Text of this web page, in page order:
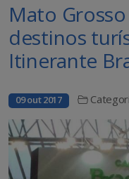
Mato
destinos
Itinerante
09 out 2017